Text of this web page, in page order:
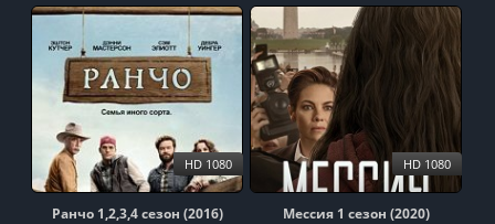
Ранчо 1,2,3,4 сезон (2016)
HD 1080
Мессия 1 сезон (2020)
HD 1080